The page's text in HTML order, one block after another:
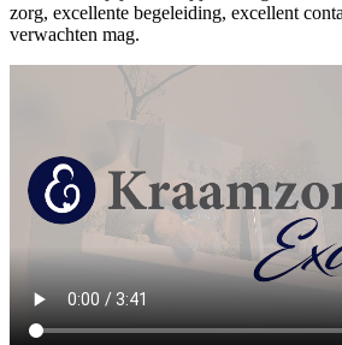
zorg, excellente begeleiding, excellent
verwachten mag.